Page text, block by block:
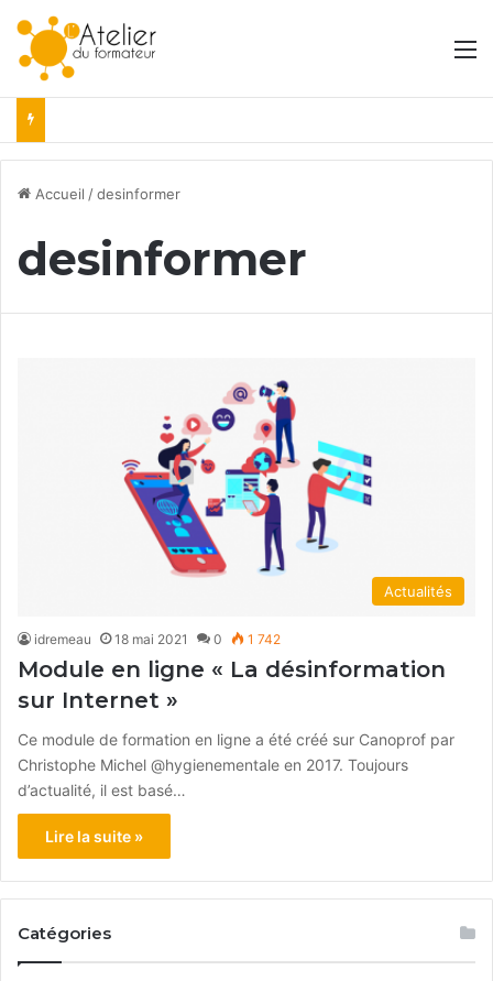
Accueil /desinformer
desinformer
Actualités
idremeau 18 mai 2021 0 1 742
Module en ligne « La désinformation
sur Internet »
Ce module de formation en ligne a été créé sur Canoprof par
Christophe Michel @hygienementale en 2017. Toujours
d’actualité, il est basé…
Lire la suite »
Catégories